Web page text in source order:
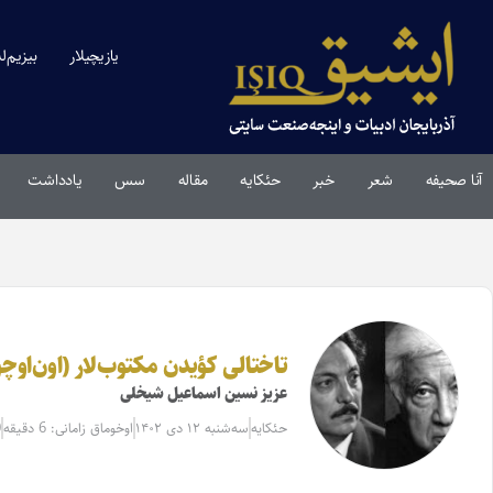
یازیچیلار
آنا صحیفه شعر خبر حئکایه مقاله‌ سس یادداشت
تاختالی کؤیدن‌ مکتوب‌لار
عزیز نسین اسماعیل شیخلی
حئکایهسه‌شنبه ۱۲ دی ۱۴۰۲ اوخوماق زامانی: 6 دقیقه